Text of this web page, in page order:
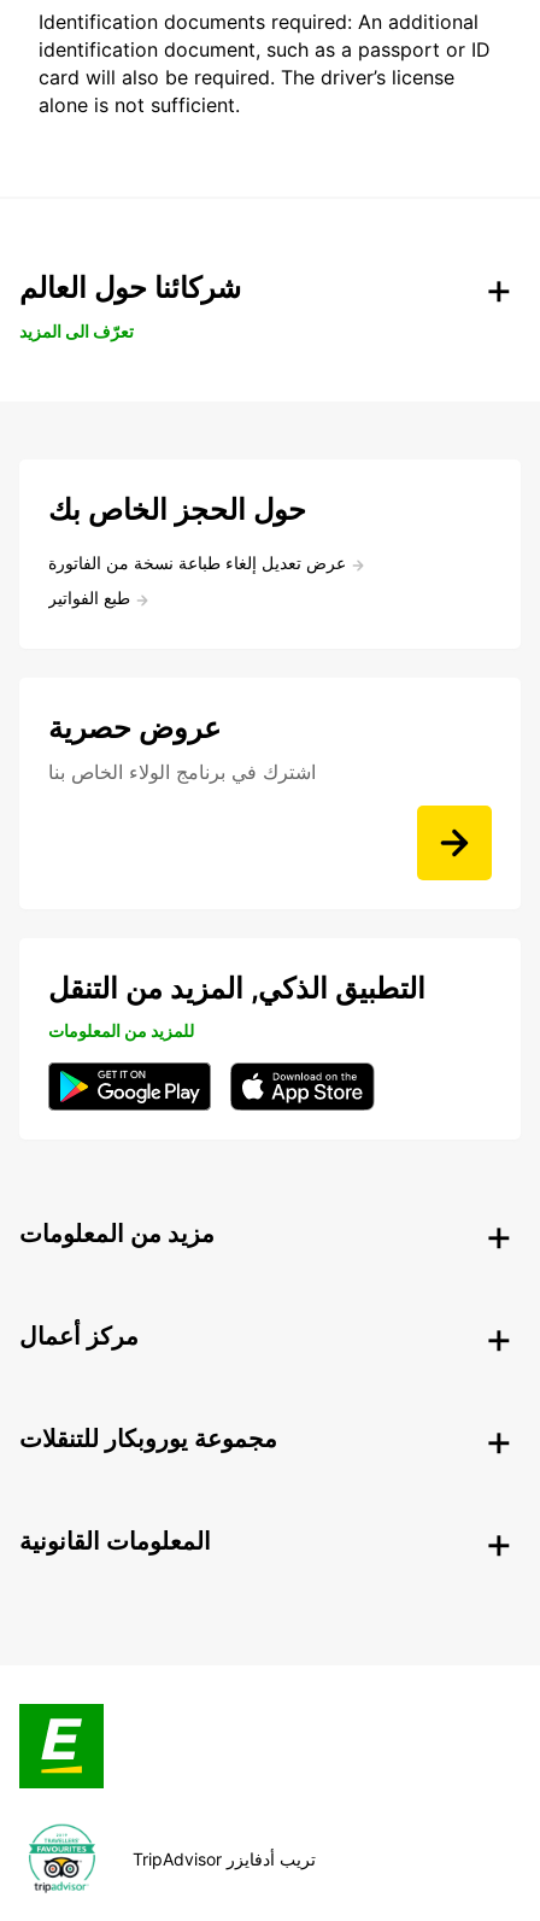
Identification documents required: An additional
identification document, such as a passport or ID
card will also be required. The driver’s license
alone is not sufficient.
شركائنا حول العالم
تعرّف الى المزيد
حول الحجز الخاص بك
عرض تعديل إلغاء طباعة نسخة من الفاتورة
طبع الفواتير
عروض حصرية
اشترك في برنامج الولاء الخاص بنا
التطبيق الذكي, المزيد من التنقل
للمزيد من المعلومات
مزيد من المعلومات
مركز أعمال
مجموعة يوروبكار للتنقلات
المعلومات القانونية
TripAdvisor تريب أدفايزر